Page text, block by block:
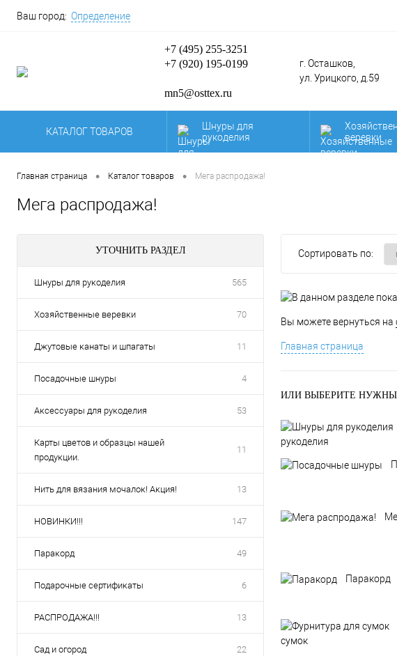
Ваш город: Определение
+7 (495) 255-3251
+7 (920) 195-0199
mn5@osttex.ru
г. Осташков,
ул. Урицкого, д.59
КАТАЛОГ ТОВАРОВ
Шнуры для
рукоделия
веревки
образцы нашей
продукции.
Главная страница • Каталог товаров • Мега распродажа!
Мега распродажа!
УТОЧНИТЬ РАЗДЕЛ
Шнуры для рукоделия 565
Хозяйственные веревки 70
Джутовые канаты и шпагаты 11
Посадочные шнуры 4
Аксессуары для рукоделия 53
Карты цветов и образцы нашей
продукции.
11
Нить для вязания мочалок! Акция! 13
НОВИНКИ!!! 147
Паракорд 49
Подарочные сертификаты 6
РАСПРОДАЖА!!! 13
Сад и огород 22
Сортировать по:
Вы можете вернуться на
Главная страница
ИЛИ ВЫБЕРИТЕ
рукоделия
Паракорд
сумок